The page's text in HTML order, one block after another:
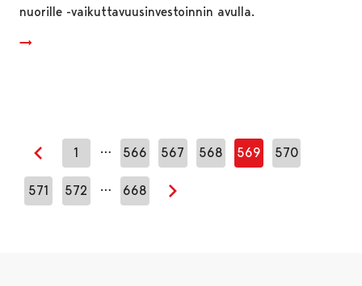
nuorille -vaikuttavuusinvestoinnin avulla.
Edellinen sivu
1 … 566 567 568 569 570
571 572 … 668
Seuraava sivu